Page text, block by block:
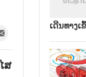
ສ​
ເດີນທາງ